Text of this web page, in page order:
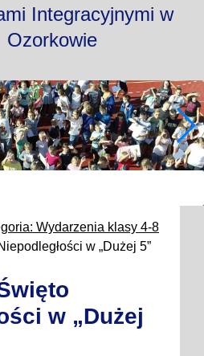
Integracyjnymi w
Ozorkowie
Wydarzenia klasy 4-8
w „Dużej 5”
w „Dużej